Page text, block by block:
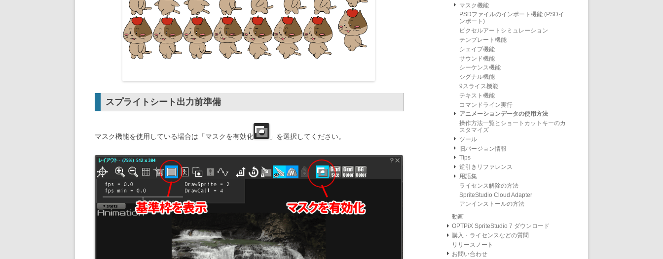
スプライトシート出力前準備
マスク機能を使用している場合は「マスクを有効化 」を選択してください。
マスク機能
PSDファイルのインポート機能 (PSDイ
ンポート)
ピクセルアートシミュレーション
テンプレート機能
シェイプ機能
サウンド機能
シーケンス機能
シグナル機能
9スライス機能
テキスト機能
コマンドライン実行
アニメーションデータの使用方法
操作方法一覧とショートカットキーのカ
スタマイズ
ツール
旧バージョン情報
Tips
逆引きリファレンス
用語集
ライセンス解除の方法
SpriteStudio Cloud Adapter
アンインストールの方法
動画
OPTPiX SpriteStudio 7 ダウンロード
購入・ライセンスなどの質問
リリースノート
お問い合わせ